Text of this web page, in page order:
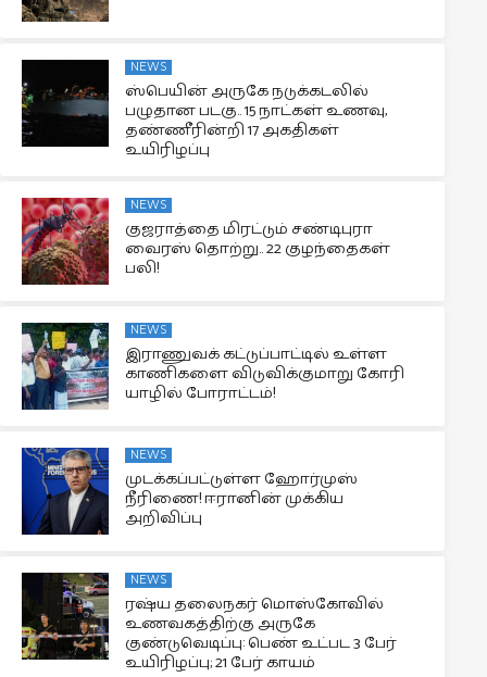
NEWS
ஸ்பெயின் அருகே நடுக்கடலில்
பழுதான படகு.. 15 நாட்கள் உணவு,
தண்ணீரின்றி 17 அகதிகள்
உயிரிழப்பு
NEWS
குஜராத்தை மிரட்டும் சண்டிபுரா
வைரஸ் தொற்று.. 22 குழந்தைகள்
பலி!
NEWS
இராணுவக் கட்டுப்பாட்டில் உள்ள
காணிகளை விடுவிக்குமாறு கோரி
யாழில் போராட்டம்!
NEWS
முடக்கப்பட்டுள்ள ஹோர்முஸ்
நீரிணை! ஈரானின் முக்கிய
அறிவிப்பு
NEWS
ரஷ்ய தலைநகர் மொஸ்கோவில்
உணவகத்திற்கு அருகே
குண்டுவெடிப்பு: பெண் உட்பட 3 பேர்
உயிரிழப்பு; 21 பேர் காயம்